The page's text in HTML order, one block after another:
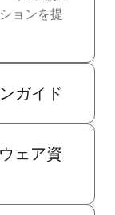
ョンを提
ガイド
ェア資